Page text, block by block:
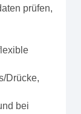
prüfen,
Drücke,
bei